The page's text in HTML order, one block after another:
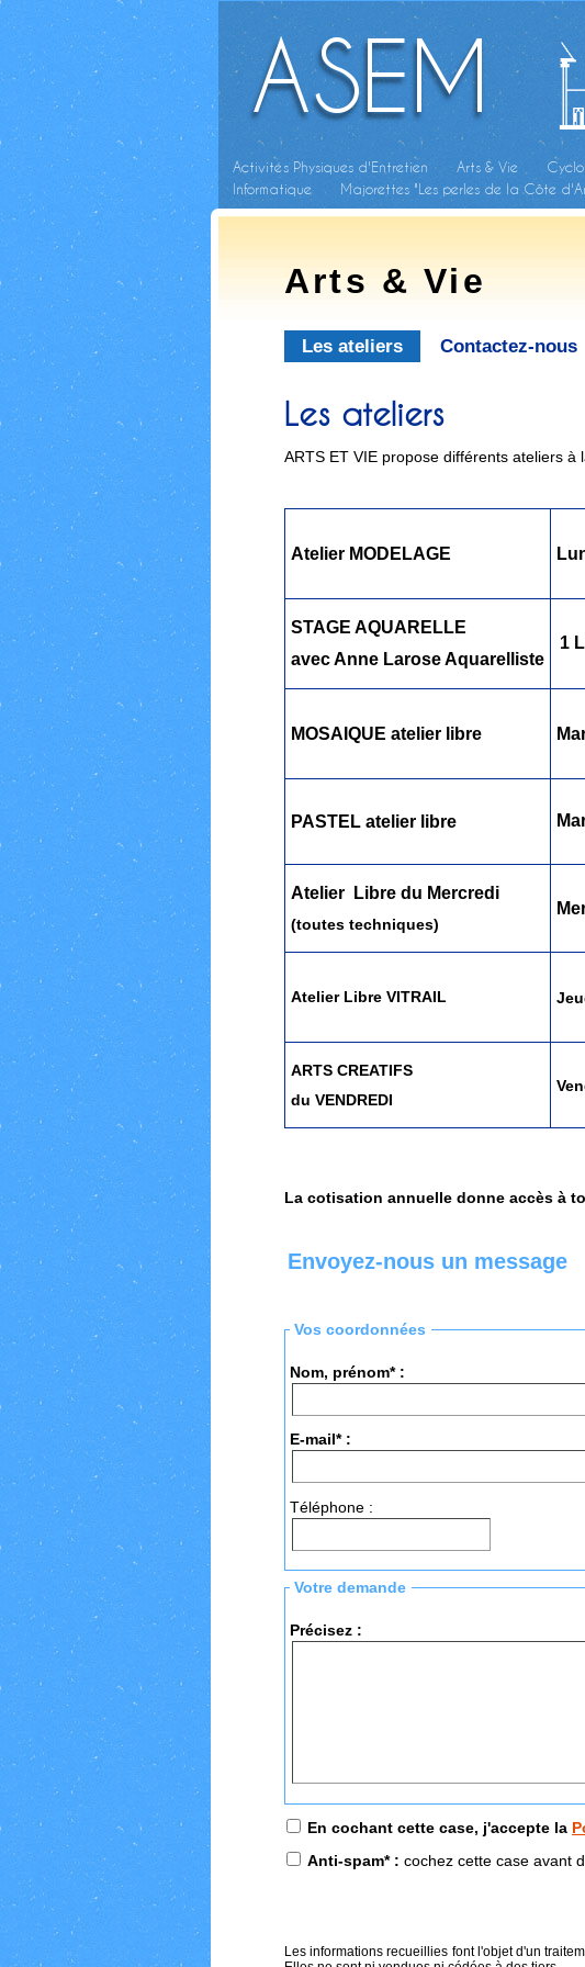
ASEM
Activités Physiques d'Entretien Arts & Vie
Informatique
Majorettes "Les perles de la Côte
Arts & Vie
Les ateliers Contactez-nous
Les ateliers
ARTS ET VIE propose différents ateliers à
Atelier MODELAGE
STAGE AQUARELLE
avec Anne Larose Aquarelliste
1
MOSAIQUE atelier libre
PASTEL atelier libre
Atelier Libre du Mercredi
(toutes techniques)
Atelier Libre VITRAIL
ARTS CREATIFS
du VENDREDI
La cotisation annuelle donne accès à
Envoyez-nous un message
Vos coordonnées
Nom, prénom* :
E-mail* :
Téléphone :
Votre demande
Précisez :
En cochant cette case, j'accepte la
Anti-spam* : cochez cette case avant
Les informations recueillies font l'objet d'un